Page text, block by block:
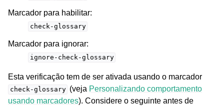
Marcador para habilitar:
check-glossary
Marcador para ignorar:
ignore-check-glossary
Esta verificação tem de ser ativada usando o marcador
check-glossary (veja Personalizando comportamento
usando marcadores). Considere o seguinte antes de